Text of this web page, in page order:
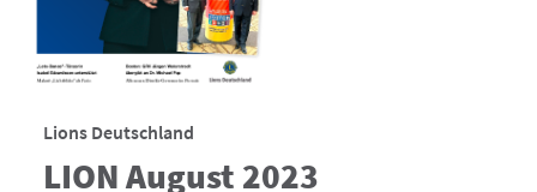
Lions Deutschland
LION August 2023